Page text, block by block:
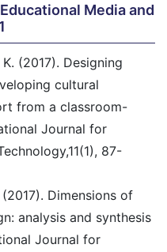
Media and
(2017). Designing
cultural
from a classroom-
Journal for
87-
Dimensions of
analysis and synthesis
Journal for